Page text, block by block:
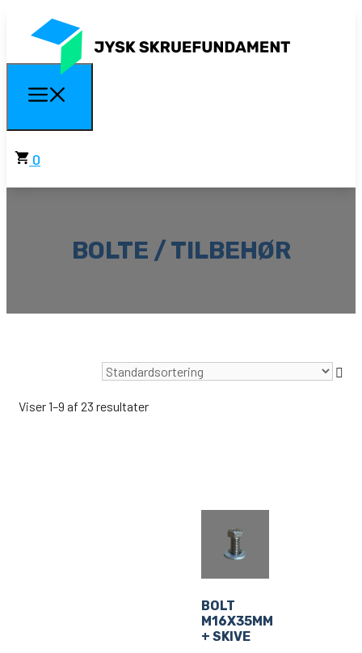
0
BOLTE / TILBEHØR
Viser 1–9 af 23 resultater
BOLT
M16X35MM
+ SKIVE